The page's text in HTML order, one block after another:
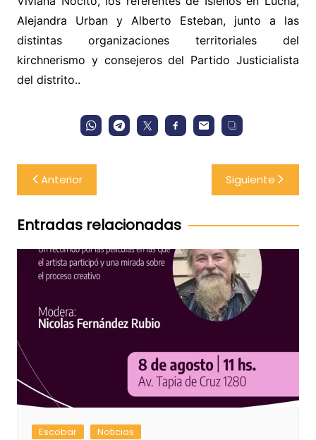
Alejandra Urban y Alberto Esteban, junto a las
distintas organizaciones territoriales del
kirchnerismo y consejeros del Partido Justicialista
del distrito..
Navegación
de
entradas
Anterior Siguiente
Entradas relacionadas
Escobar Noticias